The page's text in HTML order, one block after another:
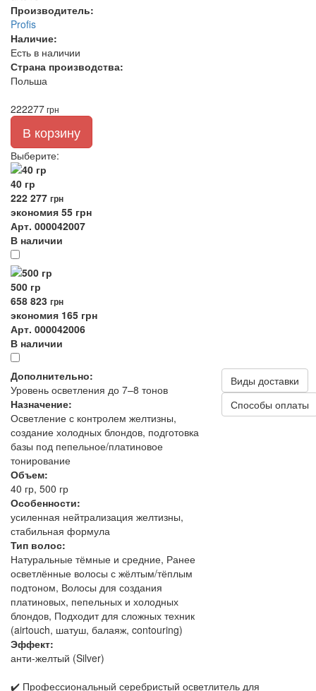
Производитель:
Profis
Наличие:
Есть в наличии
Страна производства:
Польша
222277грн
В корзину
Выберите:
40 гр
222 277 грн
экономия 55 грн
Арт. 000042007
В наличии
500 гр
658 823 грн
экономия 165 грн
Арт. 000042006
В наличии
Дополнительно:
Уровень осветления до 7–8 тонов
Назначение:
Осветление с контролем желтизны,
создание холодных блондов, подготовка
базы под пепельное/платиновое
тонирование
Объем:
40 гр, 500 гр
Особенности:
усиленная нейтрализация желтизны,
стабильная формула
Тип волос:
Натуральные тёмные и средние, Ранее
осветлённые волосы с жёлтым/тёплым
подтоном, Волосы для создания
платиновых, пепельных и холодных
блондов, Подходит для сложных техник
(airtouch, шатуш, балаяж, contouring)
Эффект:
анти-желтый (Silver)
Виды доставки
Способы оплаты
✔️ Профессиональный серебристый осветлитель для